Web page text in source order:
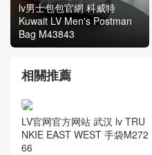
lv男士包包官網 科威特
Kuwait LV Men's Postman
Bag M43843
相關推薦
LV官网官方网站 武汉 lv TRU
NKIE EAST WEST 手袋M272
66